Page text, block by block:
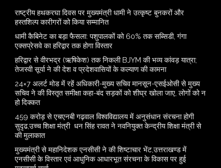
राष्ट्रीय हथकरघा दिवस पर मुख्यमंत्री धामी ने उत्कृष्ट बुनकरों और
हस्तशिल्प कारीगरों को किया सम्मानित
​धामी कैबिनेट का बड़ा फैसला: पशुपालकों को 60% तक सब्सिडी, गंगा
एक्सप्रेसवे का हरिद्वार तक होगा विस्तार
​हरिद्वार से वीरभद्र (ऋषिकेश) तक निकली BJYM की भव्य कांवड़ यात्रा;
तेजस्वी सूर्या ने की देश व प्रदेशवासियों के कल्याण की कामना
24×7 अलर्ट मोड में रहें अधिकारी-मुख्य सचिव मानसून-एसईओसी से मुख्य
सचिव ने की विस्तृत समीक्षा कहा-बंद सड़कों को शीघ्र खोला जाए, लोगों को न
हो दिक्कत
459 करोड़ से एचएनबी गढ़वाल विश्वविद्यालय में अनुसंधान संरचना होगी
सुदृढ,उच्च शिक्षा मंत्री धन सिंह रावत ने नवनियुक्त केन्द्रीय शिक्षा मंत्री से
की मुलाकात
मुख्यमंत्री से महानिदेशक एनसीसी ने की शिष्टाचार भेंट,उत्तराखण्ड में
एनसीसी के विस्तार एवं आधुनिक आधारभूत संरचना के विकास पर हुई